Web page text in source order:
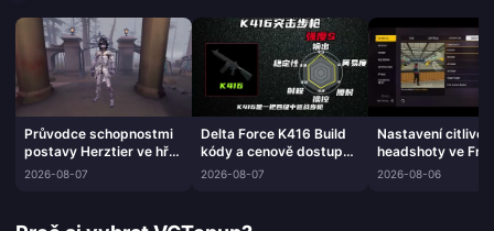
Průvodce schopnostmi
postavy Herztier ve hře
Identity V | srpen 2026
2026-08-07
Delta Force K416 Build
kódy a cenově dostupné
výbavy | Srpen 2026
2026-08-07
Nastavení
headshoty ve
Max | Srpen 2026
2026-08-06